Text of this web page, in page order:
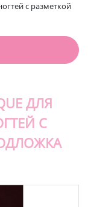
с разметкой
ДЛЯ
С